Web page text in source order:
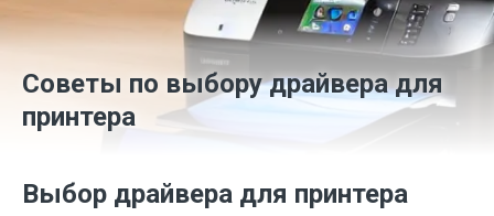
Советы по выбору драйвера для
принтера
Выбор драйвера для принтера